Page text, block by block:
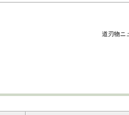
道刃物ニ